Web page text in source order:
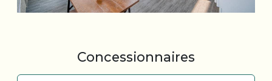
Concessionnaires